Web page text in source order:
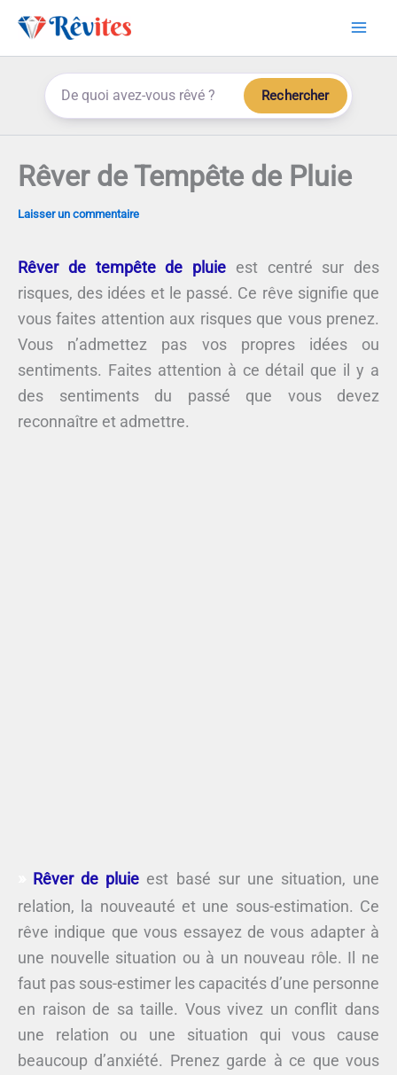
Aller
Rechercher
Rêver de Tempête de Pluie
Laisser un commentaire
Rêver de tempête de pluie est centré sur des
risques, des idées et le passé. Ce rêve signifie que
vous faites attention aux risques que vous prenez.
Vous n’admettez pas vos propres idées ou
sentiments. Faites attention à ce détail que il y a
des sentiments du passé que vous devez
reconnaître et admettre.
Rêver de pluie est basé sur une situation, une
relation, la nouveauté et une sous-estimation. Ce
rêve indique que vous essayez de vous adapter à
une nouvelle situation ou à un nouveau rôle. Il ne
faut pas sous-estimer les capacités d’une personne
en raison de sa taille. Vous vivez un conflit dans
une relation ou une situation qui vous cause
beaucoup d’anxiété. Prenez garde à ce que vous